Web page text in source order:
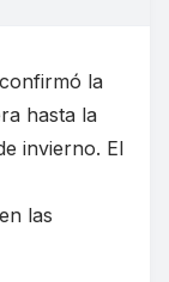
la
hasta la
invierno. El
las